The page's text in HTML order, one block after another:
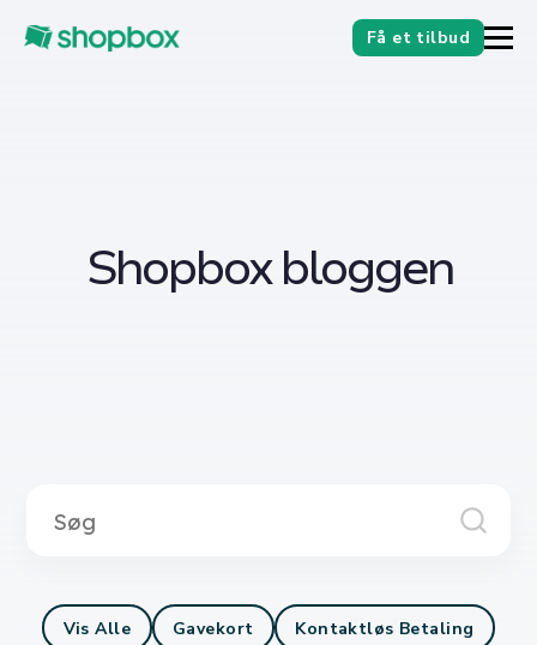
Få et tilbud
Shopbox bloggen
Vis Alle Gavekort Kontaktløs Betaling